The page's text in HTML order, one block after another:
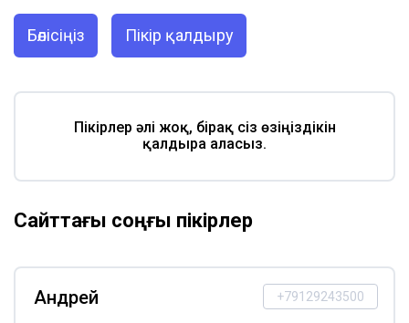
Бөлісіңіз Пікір қалдыру
Пікірлер әлі жоқ, бірақ сіз өзіңіздікін
қалдыра аласыз.
Сайттағы соңғы пікірлер
+79129243500
Андрей